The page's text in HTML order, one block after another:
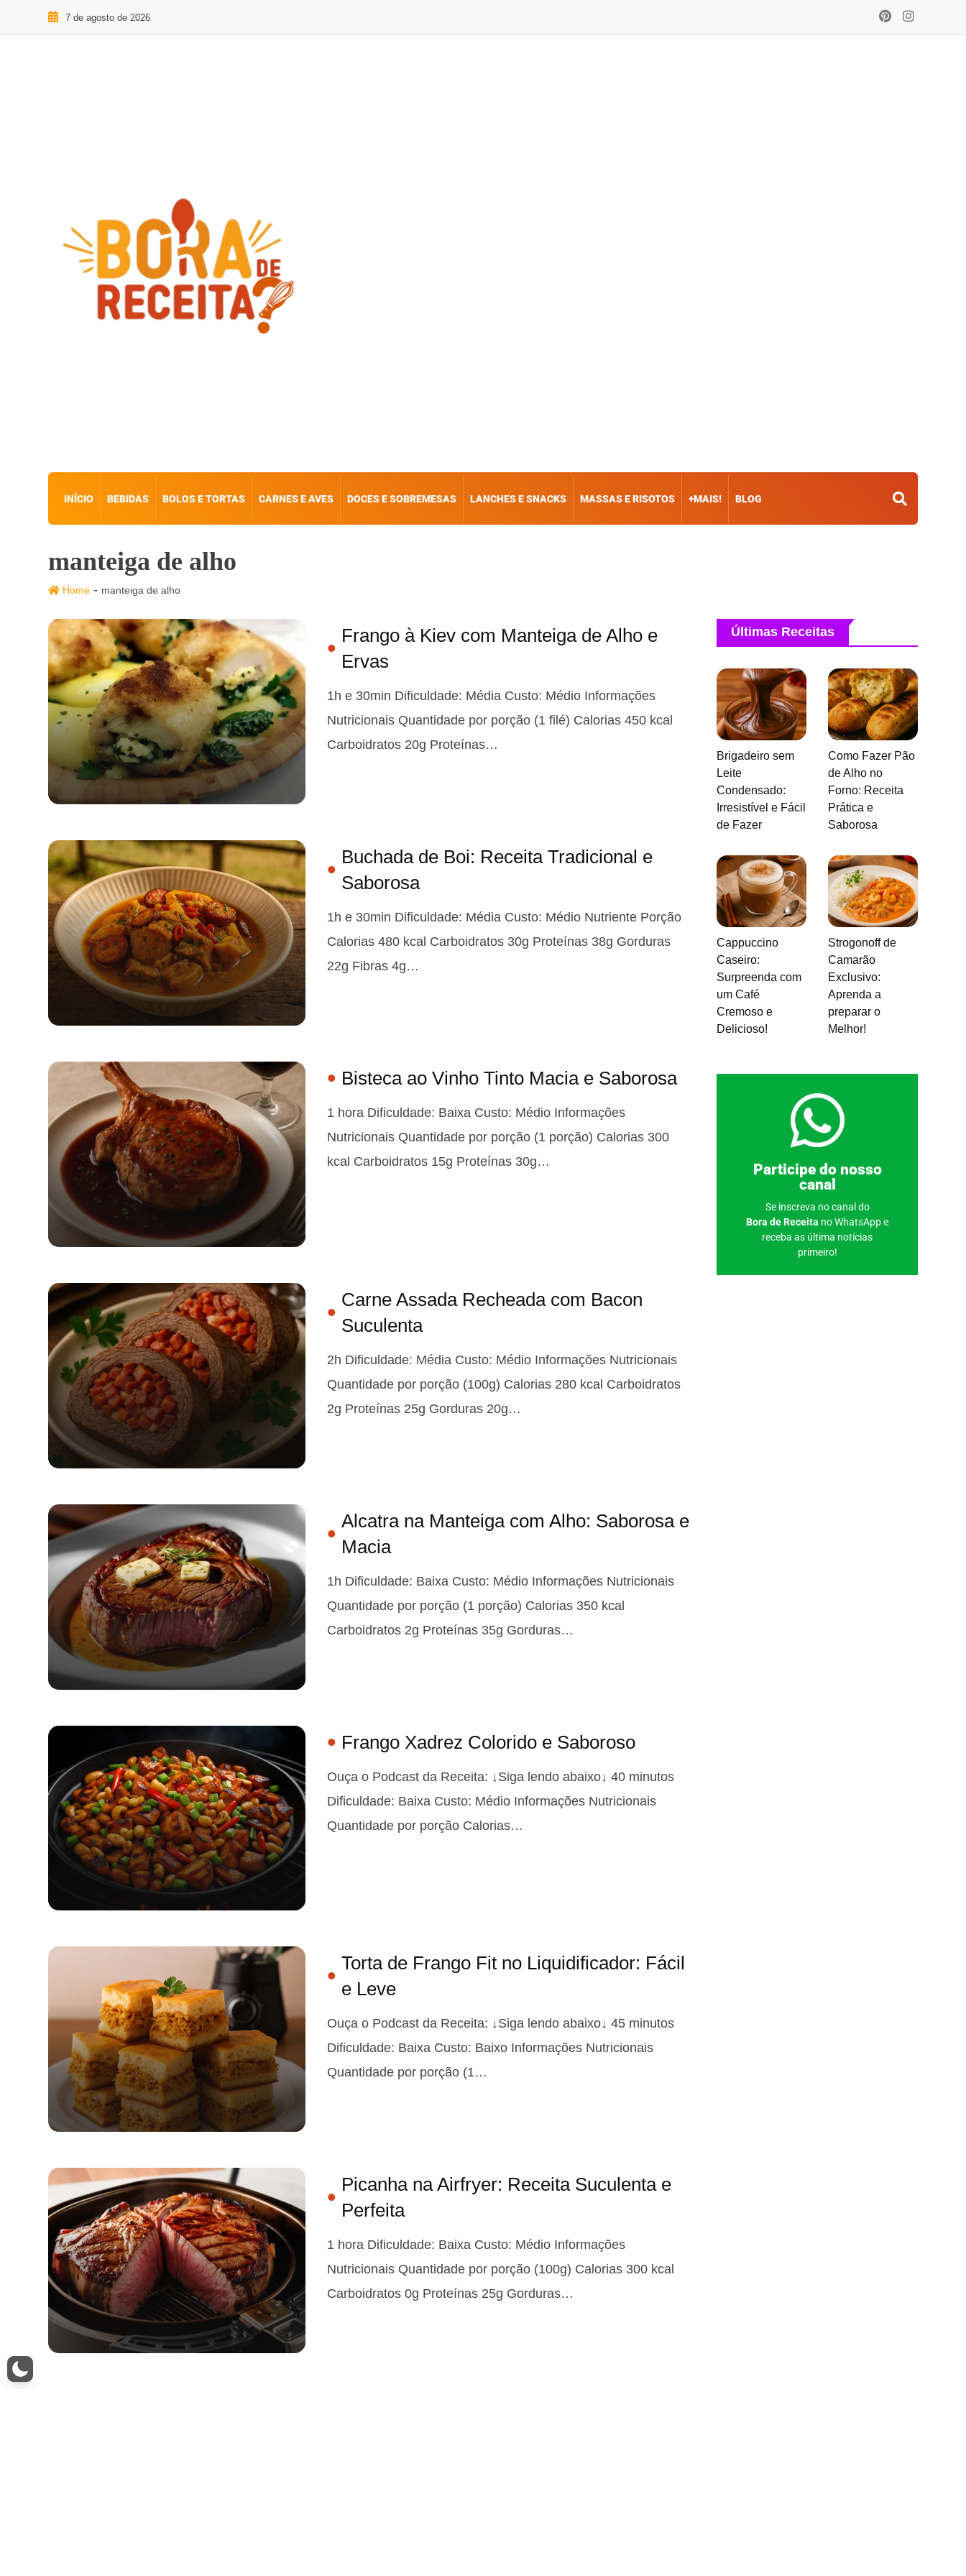
7 de agosto de 2026
INÍCIO BEBIDAS BOLOS E TORTAS CARNES E AVES DOCES E SOBREMESAS LANCHES E SNACKS MASSAS E RISOTOS +MAIS! BLOG
manteiga de alho
Home - manteiga de alho
Frango à Kiev com Manteiga de Alho e
Ervas
1h e 30min Dificuldade: Média Custo: Médio Informações
Nutricionais Quantidade por porção (1 filé) Calorias 450 kcal
Carboidratos 20g Proteínas…
Buchada de Boi: Receita Tradicional e
Saborosa
1h e 30min Dificuldade: Média Custo: Médio Nutriente Porção
Calorias 480 kcal Carboidratos 30g Proteínas 38g Gorduras
22g Fibras 4g…
Bisteca ao Vinho Tinto Macia e Saborosa
1 hora Dificuldade: Baixa Custo: Médio Informações
Nutricionais Quantidade por porção (1 porção) Calorias 300
kcal Carboidratos 15g Proteínas 30g…
Carne Assada Recheada com Bacon
Suculenta
2h Dificuldade: Média Custo: Médio Informações Nutricionais
Quantidade por porção (100g) Calorias 280 kcal Carboidratos
2g Proteínas 25g Gorduras 20g…
Alcatra na Manteiga com Alho: Saborosa e
Macia
1h Dificuldade: Baixa Custo: Médio Informações Nutricionais
Quantidade por porção (1 porção) Calorias 350 kcal
Carboidratos 2g Proteínas 35g Gorduras…
Frango Xadrez Colorido e Saboroso
Ouça o Podcast da Receita: ↓Siga lendo abaixo↓ 40 minutos
Dificuldade: Baixa Custo: Médio Informações Nutricionais
Quantidade por porção Calorias…
Torta de Frango Fit no Liquidificador: Fácil
e Leve
Ouça o Podcast da Receita: ↓Siga lendo abaixo↓ 45 minutos
Dificuldade: Baixa Custo: Baixo Informações Nutricionais
Quantidade por porção (1…
Picanha na Airfryer: Receita Suculenta e
Perfeita
1 hora Dificuldade: Baixa Custo: Médio Informações
Nutricionais Quantidade por porção (100g) Calorias 300 kcal
Carboidratos 0g Proteínas 25g Gorduras…
Últimas Receitas
Brigadeiro sem
Leite
Condensado:
Irresistível e Fácil
de Fazer
Como Fazer Pão
de Alho no
Forno: Receita
Prática e
Saborosa
Cappuccino
Caseiro:
Surpreenda com
um Café
Cremoso e
Delicioso!
Strogonoff de
Camarão
Exclusivo:
Aprenda a
preparar o
Melhor!
Participe do nosso
canal
Se inscreva no canal do
Bora de Receita no WhatsApp e
receba as última notícias
primeiro!
Clique aqui